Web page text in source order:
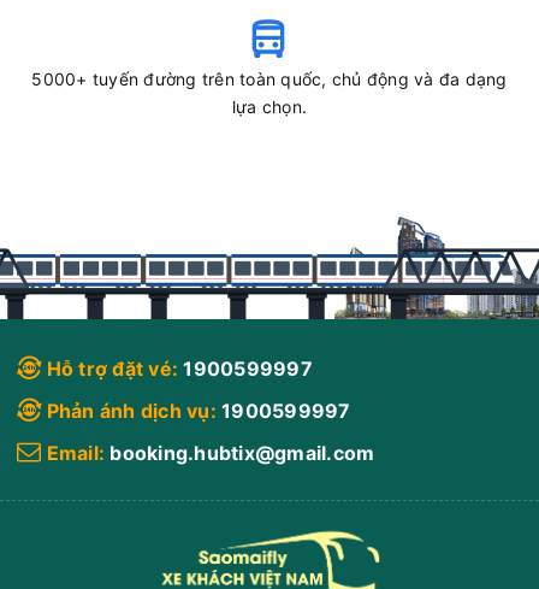
5000+ tuyến đường trên toàn quốc, chủ động và đa dạng
lựa chọn.
Hỗ trợ đặt vé: 1900599997
Phản ánh dịch vụ: 1900599997
Email: booking.hubtix@gmail.com